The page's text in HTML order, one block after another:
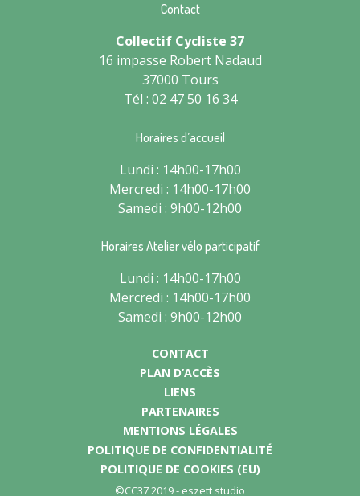
Contact
Collectif Cycliste 37
16 impasse Robert Nadaud
37000 Tours
Tél : 02 47 50 16 34
Horaires d’accueil
Lundi : 14h00-17h00
Mercredi : 14h00-17h00
Samedi : 9h00-12h00
Horaires Atelier vélo participatif
Lundi : 14h00-17h00
Mercredi : 14h00-17h00
Samedi : 9h00-12h00
CONTACT
PLAN D’ACCÈS
LIENS
PARTENAIRES
MENTIONS LÉGALES
POLITIQUE DE CONFIDENTIALITÉ
POLITIQUE DE COOKIES (EU)
©CC37 2019 - eszett studio